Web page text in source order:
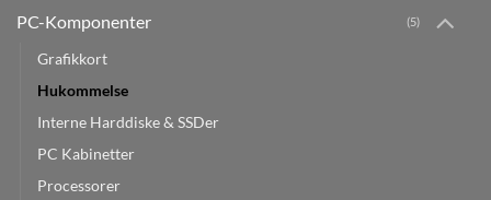
PC-Komponenter (5)
Grafikkort
Hukommelse
Interne Harddiske & SSDer
PC Kabinetter
Processorer